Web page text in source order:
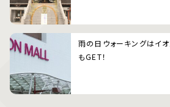
雨の日ウォーキングはイ
もGET！